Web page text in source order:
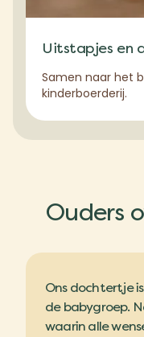
Uitstapjes en
Samen naar het
kinderboerderij.
Ouders
Ons dochtertje
de babygroep.
waarin alle